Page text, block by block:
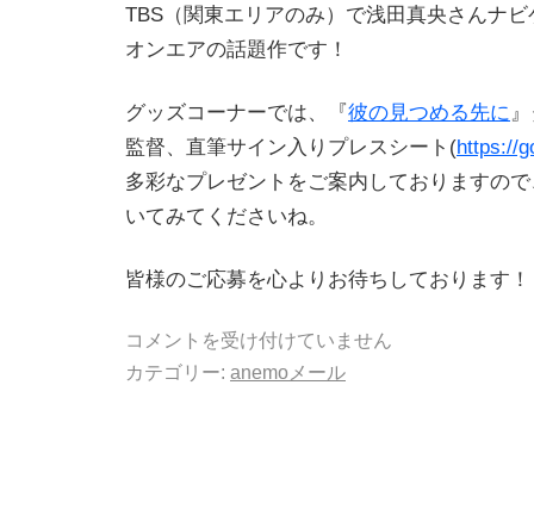
TBS（関東エリアのみ）で浅田真央さんナ
オンエアの話題作です！
グッズコーナーでは、『彼の見つめる先に
監督、直筆サイン入りプレスシート(https://
多彩なプレゼントをご案内しておりますの
いてみてくださいね。
皆様のご応募を心よりお待ちしております！
コメントを受け付けていません
カテゴリー: anemoメール